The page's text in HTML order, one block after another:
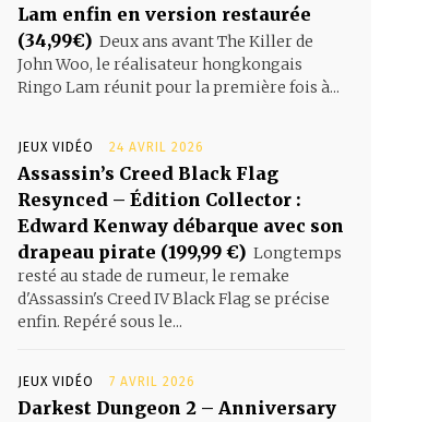
Lam enfin en version restaurée
(34,99€) Deux ans avant The Killer de
John Woo, le réalisateur hongkongais
Ringo Lam réunit pour la première fois à...
JEUX VIDÉO 24 AVRIL 2026
Assassin’s Creed Black Flag
Resynced – Édition Collector :
Edward Kenway débarque avec son
drapeau pirate (199,99 €) Longtemps
resté au stade de rumeur, le remake
d'Assassin's Creed IV Black Flag se précise
enfin. Repéré sous le...
JEUX VIDÉO 7 AVRIL 2026
Darkest Dungeon 2 – Anniversary